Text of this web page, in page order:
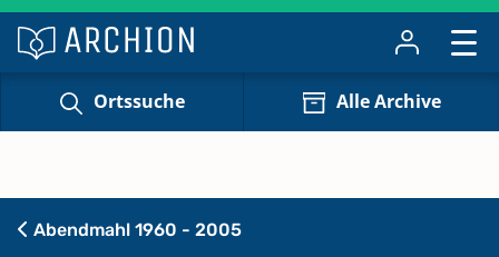
Ortssuche Alle Archive
Abendmahl 1960 - 2005